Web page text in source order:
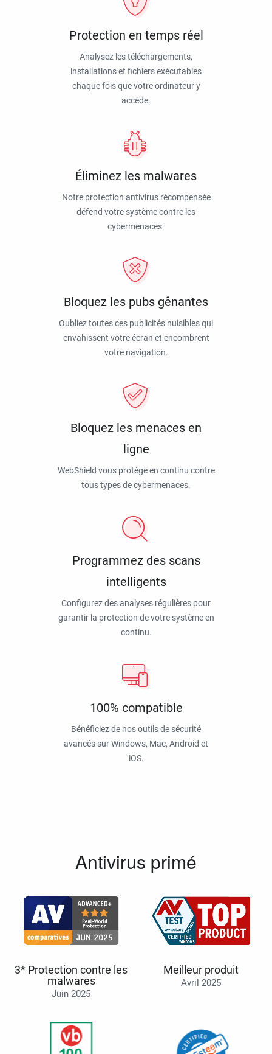
Protection en temps réel
Analysez les téléchargements,
installations et fichiers exécutables
chaque fois que votre ordinateur y
accède.
Éliminez les malwares
Notre protection antivirus récompensée
défend votre système contre les
cybermenaces.
Bloquez les pubs gênantes
Oubliez toutes ces publicités nuisibles qui
envahissent votre écran et encombrent
votre navigation.
Bloquez les menaces en
ligne
WebShield vous protège en continu contre
tous types de cybermenaces.
Programmez des scans
intelligents
Configurez des analyses régulières pour
garantir la protection de votre système en
continu.
100% compatible
Bénéficiez de nos outils de sécurité
avancés sur Windows, Mac, Android et
iOS.
Antivirus primé
3* Protection contre les
malwares
Juin 2025
Meilleur produit
Avril 2025